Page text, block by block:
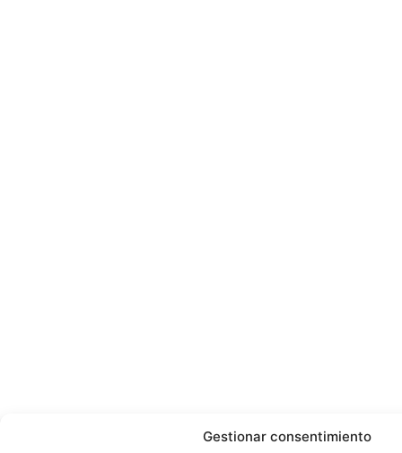
Gestionar consentimiento